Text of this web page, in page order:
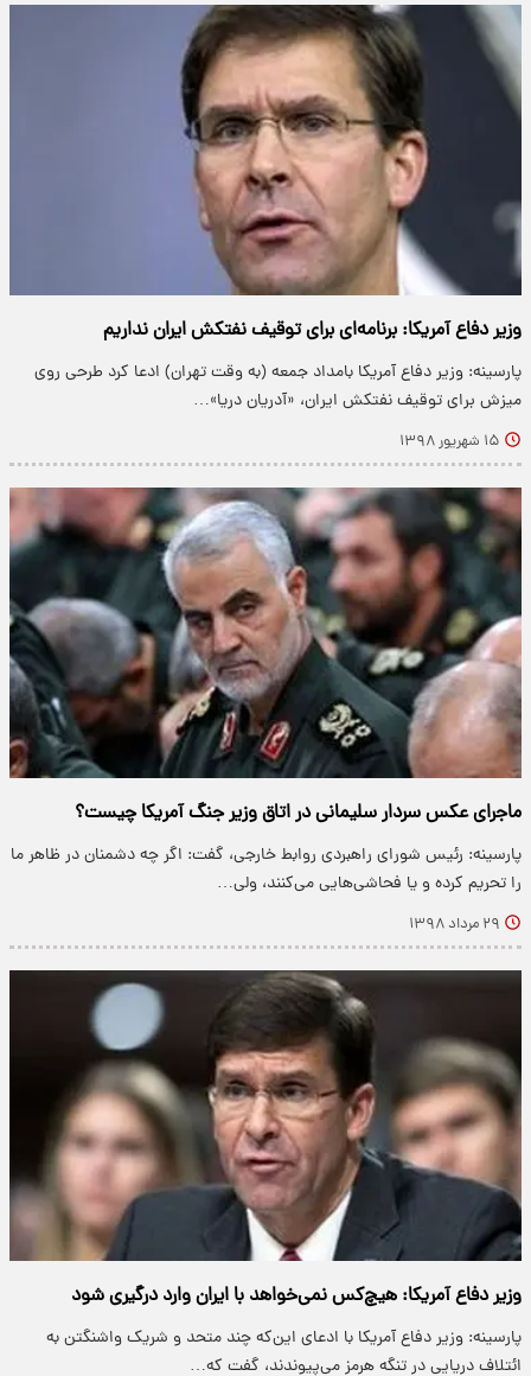
وزیر دفاع آمریکا: برنامه‌ای برای توقیف نفتکش ایران نداریم
پارسینه: وزیر دفاع آمریکا بامداد جمعه (به وقت تهران) ادعا کرد طرحی روی
میزش برای توقیف نفتکش ایران، «آدریان دریا»…
۱۵ شهریور ۱۳۹۸
ماجرای عکس سردار سلیمانی در اتاق وزیر جنگ آمریکا چیست؟
پارسینه: رئیس شورای راهبردی روابط خارجی، گفت: اگر چه دشمنان در ظاهر ما
را تحریم کرده و یا فحاشی‌هایی می‌کنند، ولی…
۲۹ مرداد ۱۳۹۸
وزیر دفاع آمریکا: هیچ‌کس نمی‌خواهد با ایران وارد درگیری شود
پارسینه: وزیر دفاع آمریکا با ادعای این‌که چند متحد و شریک واشنگتن به
ائتلاف دریایی در تنگه هرمز می‌پیوندند، گفت که…